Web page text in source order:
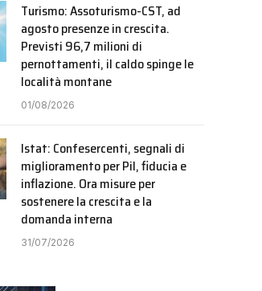
Turismo: Assoturismo-CST, ad
agosto presenze in crescita.
Previsti 96,7 milioni di
pernottamenti, il caldo spinge le
località montane
01/08/2026
Istat: Confesercenti, segnali di
miglioramento per Pil, fiducia e
inflazione. Ora misure per
sostenere la crescita e la
domanda interna
31/07/2026